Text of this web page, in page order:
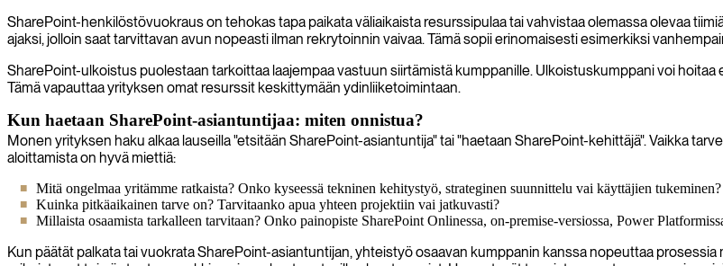
SharePoint-henkilöstövuokraus on tehokas tapa paikata väliaikaista resurssipulaa tai vahvistaa olemassa olevaa
ajaksi, jolloin saat tarvittavan avun nopeasti ilman rekrytoinnin vaivaa. Tämä sopii erinomaisesti esimerkiksi
SharePoint-ulkoistus puolestaan tarkoittaa laajempaa vastuun siirtämistä kumppanille. Ulkoistuskumppani voi
Tämä vapauttaa yrityksen omat resurssit keskittymään ydinliiketoimintaan.
Kun haetaan SharePoint-asiantuntijaa: miten onnistua?
Monen yrityksen haku alkaa lauseilla "etsitään SharePoint-asiantuntija" tai "haetaan SharePoint-kehittäjä". Vaikka
aloittamista on hyvä miettiä:
Mitä ongelmaa yritämme ratkaista? Onko kyseessä tekninen kehitystyö, strateginen suunnittelu vai käyttäjien tukeminen?
Kuinka pitkäaikainen tarve on? Tarvitaanko apua yhteen projektiin vai jatkuvasti?
Millaista osaamista tarkalleen tarvitaan? Onko painopiste SharePoint Onlinessa, on-premise-versiossa, Power
Kun päätät palkata tai vuokrata SharePoint-asiantuntijan, yhteistyö osaavan kumppanin kanssa nopeuttaa